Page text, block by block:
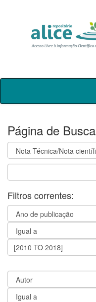
Skip
Página de Busca
Filtros correntes: